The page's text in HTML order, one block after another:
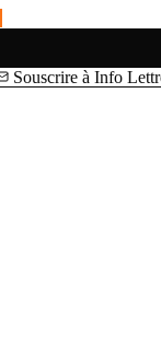
Souscrire à Info